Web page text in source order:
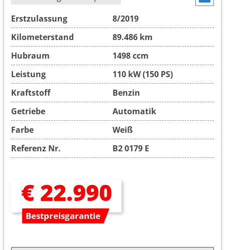
Erstzulassung
8/2019
Kilometerstand
89.486 km
Hubraum
1498 ccm
Leistung
110 kW (150 PS)
Kraftstoff
Benzin
Getriebe
Automatik
Farbe
Weiß
Referenz Nr.
B2 0179 E
€ 22.990
Bestpreisgarantie